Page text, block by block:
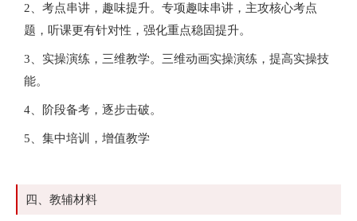
2、考点串讲，趣味提升。专项趣味串讲，主攻核心考点
题，听课更有针对性，强化重点稳固提升。
3、实操演练，三维教学。三维动画实操演练，提高实操技
能。
4、阶段备考，逐步击破。
5、集中培训，增值教学
四、教辅材料